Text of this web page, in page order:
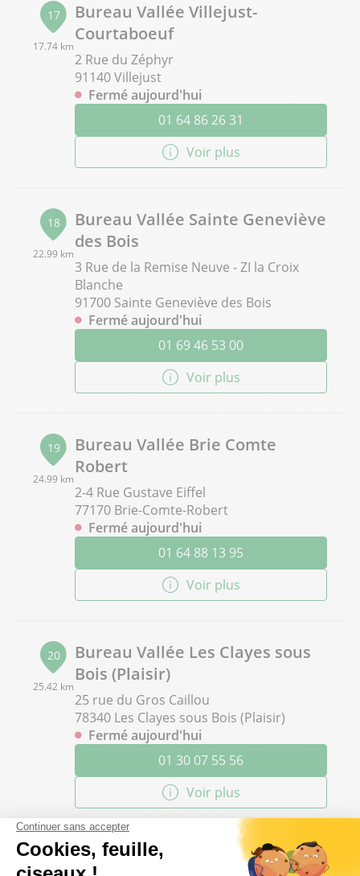
17
17.74 km
Bureau Vallée Villejust-
Courtaboeuf
2 Rue du Zéphyr
91140 Villejust
Fermé aujourd'hui
01 64 86 26 31
Voir plus
18
22.99 km
Bureau Vallée Sainte Geneviève
des Bois
3 Rue de la Remise Neuve - ZI la Croix
Blanche
91700 Sainte Geneviève des Bois
Fermé aujourd'hui
01 69 46 53 00
Voir plus
19
24.99 km
Bureau Vallée Brie Comte
Robert
2-4 Rue Gustave Eiffel
77170 Brie-Comte-Robert
Fermé aujourd'hui
01 64 88 13 95
Voir plus
20
25.42 km
Bureau Vallée Les Clayes sous
Bois (Plaisir)
25 rue du Gros Caillou
78340 Les Clayes sous Bois (Plaisir)
Fermé aujourd'hui
01 30 07 55 56
Voir plus
Bureau Vallée Villeparisis